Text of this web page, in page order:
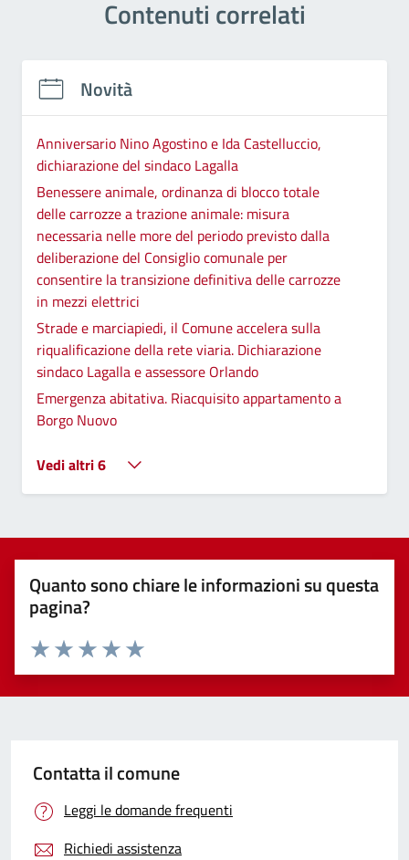
Contenuti correlati
Novità
Anniversario Nino Agostino e Ida Castelluccio,
dichiarazione del sindaco Lagalla
Benessere animale, ordinanza di blocco totale
delle carrozze a trazione animale: misura
necessaria nelle more del periodo previsto dalla
deliberazione del Consiglio comunale per
consentire la transizione definitiva delle carrozze
in mezzi elettrici
Strade e marciapiedi, il Comune accelera sulla
riqualificazione della rete viaria. Dichiarazione
sindaco Lagalla e assessore Orlando
Emergenza abitativa. Riacquisito appartamento a
Borgo Nuovo
Vedi altri 6
Quanto sono chiare le informazioni su questa
pagina?
Valuta 5 stelle su 5
Valuta 4 stelle su 5
Valuta 3 stelle su 5
Valuta 2 stelle su 5
Valuta 1 stelle su 5
Contatta il comune
Leggi le domande frequenti
Richiedi assistenza